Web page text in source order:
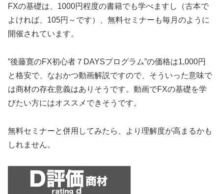
FXの基礎は、1000円程度の書籍でも学べますし（古本で
よければ、105円～です）、無料セミナーも毎月のように
開催されています。
”後藤寛のFX初心者７DAYSプログラム”の価格は1,000円
と格安で、なおかつ動画解説ですので、そういった意味で
は商材の存在意義はありそうです。動画でFXの基礎を学
びたい方にはオススメできそうです。
無料セミナーと併用してみたら、より理解度が高まるかも
しれません。